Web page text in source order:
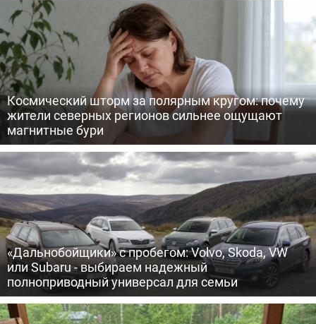
Космический шторм за полярным кругом: почему
жители северных регионов сильнее ощущают
магнитные бури
«Дальнобойщики» с пробегом: Volvo, Skoda, VW
или Subaru - выбираем надежный
полноприводный универсал для семьи